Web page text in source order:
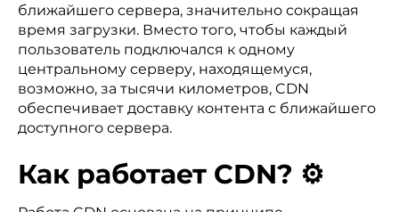
ближайшего сервера, значительно сокращая
время загрузки. Вместо того, чтобы каждый
пользователь подключался к одному
центральному серверу, находящемуся,
возможно, за тысячи километров, CDN
обеспечивает доставку контента с ближайшего
доступного сервера.
Как работает CDN? ⚙️